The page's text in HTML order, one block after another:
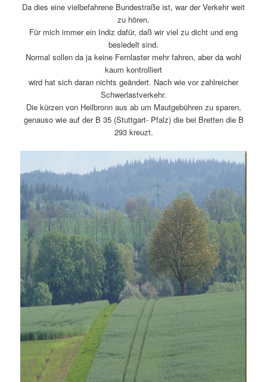
Da dies eine vielbefahrene Bundestraße ist, war der Verkehr weit
zu hören.
Für mich immer ein Indiz dafür, daß wir viel zu dicht und eng
besiedelt sind.
Normal sollen da ja keine Fernlaster mehr fahren, aber da wohl
kaum kontrolliert
wird hat sich daran nichts geändert. Nach wie vor zahlreicher
Schwerlastverkehr.
Die kürzen von Heilbronn aus ab um Mautgebühren zu sparen,
genauso wie auf der B 35 (Stuttgart- Pfalz) die bei Bretten die B
293 kreuzt.